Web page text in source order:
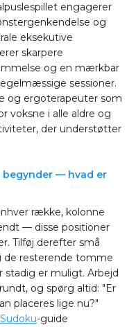
engagerer
og
eksekutive
skarpere
og en mærkbar
sessioner.
og ergoterapeuter som
voksne i alle aldre og
der understøtter
begynder — hvad er
række, kolonne
— disse positioner
Tilføj derefter små
de resterende tomme
stadig er muligt. Arbejd
og spørg altid: "Er
placeres lige nu?"
-guide